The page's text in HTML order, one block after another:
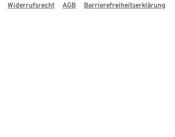
Widerrufsrecht AGB Barrierefreiheitserklärung